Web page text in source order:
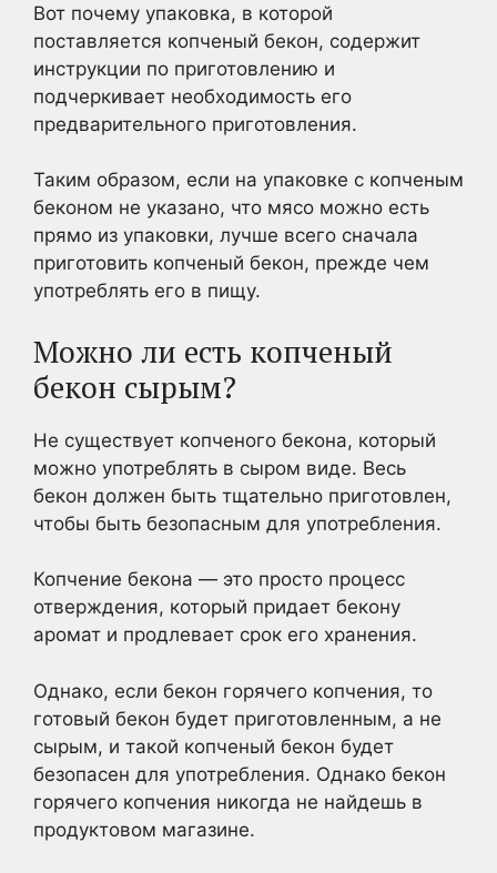
Вот почему упаковка, в которой
поставляется копченый бекон, содержит
инструкции по приготовлению и
подчеркивает необходимость его
предварительного приготовления.
Таким образом, если на упаковке с копченым
беконом не указано, что мясо можно есть
прямо из упаковки, лучше всего сначала
приготовить копченый бекон, прежде чем
употреблять его в пищу.
Можно ли есть копченый
бекон сырым?
Не существует копченого бекона, который
можно употреблять в сыром виде. Весь
бекон должен быть тщательно приготовлен,
чтобы быть безопасным для употребления.
Копчение бекона — это просто процесс
отверждения, который придает бекону
аромат и продлевает срок его хранения.
Однако, если бекон горячего копчения, то
готовый бекон будет приготовленным, а не
сырым, и такой копченый бекон будет
безопасен для употребления. Однако бекон
горячего копчения никогда не найдешь в
продуктовом магазине.